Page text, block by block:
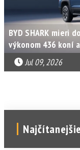
BYD SHARK mieri
výkonom 436 koní
Jul 09, 2026
Najčítanejšie